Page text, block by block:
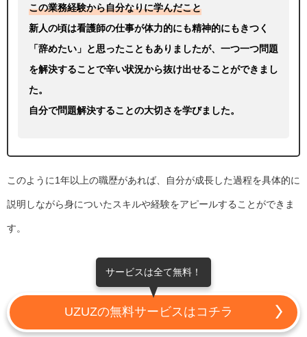
この業務経験から自分なりに学んだこと
新人の頃は看護師の仕事が体力的にも精神的にもきつく
「辞めたい」と思ったこともありましたが、一つ一つ問題
を解決することで辛い状況から抜け出せることができまし
た。
自分で問題解決することの大切さを学びました。
このように1年以上の職歴があれば、自分が成長した過程を具体的に
説明しながら身についたスキルや経験をアピールすることができま
す。
サービスは全て無料！
UZUZの無料サービスはコチラ